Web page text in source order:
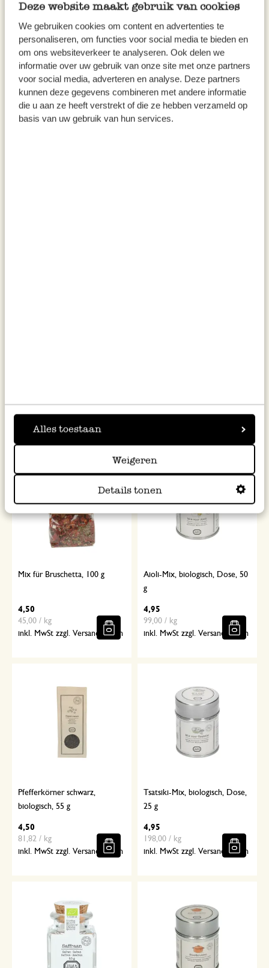
Deze website maakt gebruik van cookies
We gebruiken cookies om content en advertenties te
personaliseren, om functies voor social media te bieden en
om ons websiteverkeer te analyseren. Ook delen we
informatie over uw gebruik van onze site met onze partners
voor social media, adverteren en analyse. Deze partners
kunnen deze gegevens combineren met andere informatie
die u aan ze heeft verstrekt of die ze hebben verzameld op
basis van uw gebruik van hun services.
Alles toestaan
Weigeren
Details tonen
45,00 / kg
inkl. MwSt zzgl. Versandkosten
141,43 / kg
inkl. MwSt zzgl. Versandkosten
Mix für Bruschetta, 100 g
4,50
45,00 / kg
inkl. MwSt zzgl. Versandkosten
Aioli-Mix, biologisch, Dose, 50
g
4,95
99,00 / kg
inkl. MwSt zzgl. Versandkosten
Pfefferkörner schwarz,
biologisch, 55 g
4,50
81,82 / kg
inkl. MwSt zzgl. Versandkosten
Tsatsiki-Mix, biologisch, Dose,
25 g
4,95
198,00 / kg
inkl. MwSt zzgl. Versandkosten